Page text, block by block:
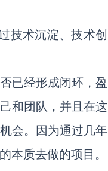
技术沉淀、技术创
已经形成闭环，盈
和团队，并且在这
会。因为通过几年
本质去做的项目。